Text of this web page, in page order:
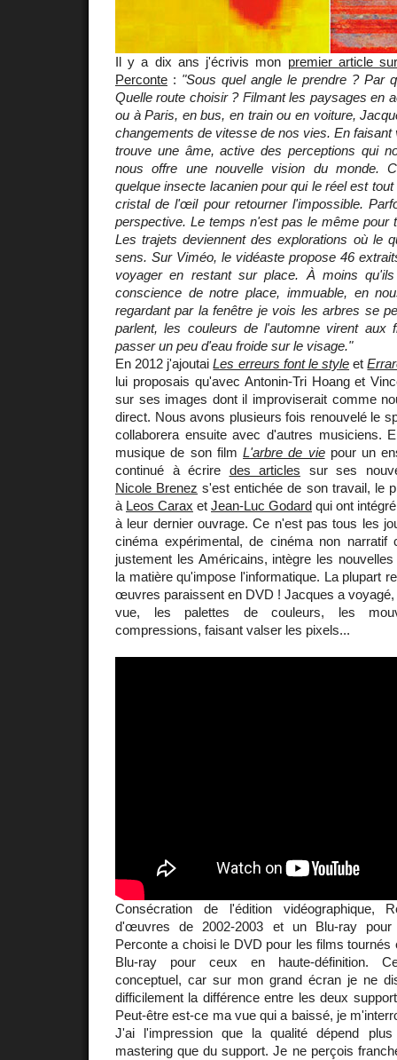
Il y a dix ans j'écrivis mon premier article
Perconte : "Sous quel angle le prendre ? Par
Quelle route choisir ? Filmant les paysages en
ou à Paris, en bus, en train ou en voiture,
changements de vitesse de nos vies. En faisant
trouve une âme, active des perceptions qui
nous offre une nouvelle vision du monde.
quelque insecte lacanien pour qui le réel est
cristal de l'œil pour retourner l'impossible.
perspective. Le temps n'est pas le même pour
Les trajets deviennent des explorations où le
sens. Sur Viméo, le vidéaste propose 46
voyager en restant sur place. À moins
conscience de notre place, immuable, en
regardant par la fenêtre je vois les arbres se
parlent, les couleurs de l'automne virent aux
passer un peu d'eau froide sur le visage."
En 2012 j'ajoutaiLes erreurs font le style et
lui proposais qu'avec Antonin-Tri Hoang et
sur ses images dont il improviserait comme
direct. Nous avons plusieurs fois renouvelé le
collaborera ensuite avec d'autres musiciens.
musique de son film L'arbre de viepour un
continué à écrire des articles sur ses
Nicole Brenez s'est entichée de son travail, le
à Leos Carax et Jean-Luc Godard qui ont
à leur dernier ouvrage. Ce n'est pas tous les
cinéma expérimental, de cinéma non narratif
justement les Américains, intègre les
la matière qu'impose l'informatique. La plupart
œuvres paraissent en DVD ! Jacques a voyagé,
vue, les palettes de couleurs, les
compressions, faisant valser les pixels...
Consécration de l'édition vidéographique,
d'œuvres de 2002-2003 et un Blu-ray pour
Perconte a choisi le DVD pour les films tournés
Blu-ray pour ceux en haute-définition.
conceptuel, car sur mon grand écran je ne
difficilement la différence entre les deux
Peut-être est-ce ma vue qui a baissé, je
J'ai l'impression que la qualité dépend
mastering que du support. Je ne perçois